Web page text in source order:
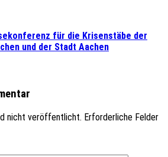
für die Krisenstäbe der
und der Stadt Aachen
nicht veröffentlicht. Erforderliche Felder